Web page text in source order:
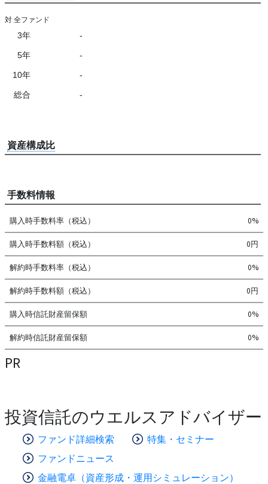
対 全ファンド
3年 -
5年 -
10年 -
総合 -
資産構成比
手数料情報
購入時手数料率（税込） 0%
購入時手数料額（税込） 0円
解約時手数料率（税込） 0%
解約時手数料額（税込） 0円
購入時信託財産留保額 0%
解約時信託財産留保額 0%
PR
投資信託のウエルスアドバイザー
ファンド詳細検索
特集・セミナー
ファンドニュース
金融電卓（資産形成・運用シミュレーション）